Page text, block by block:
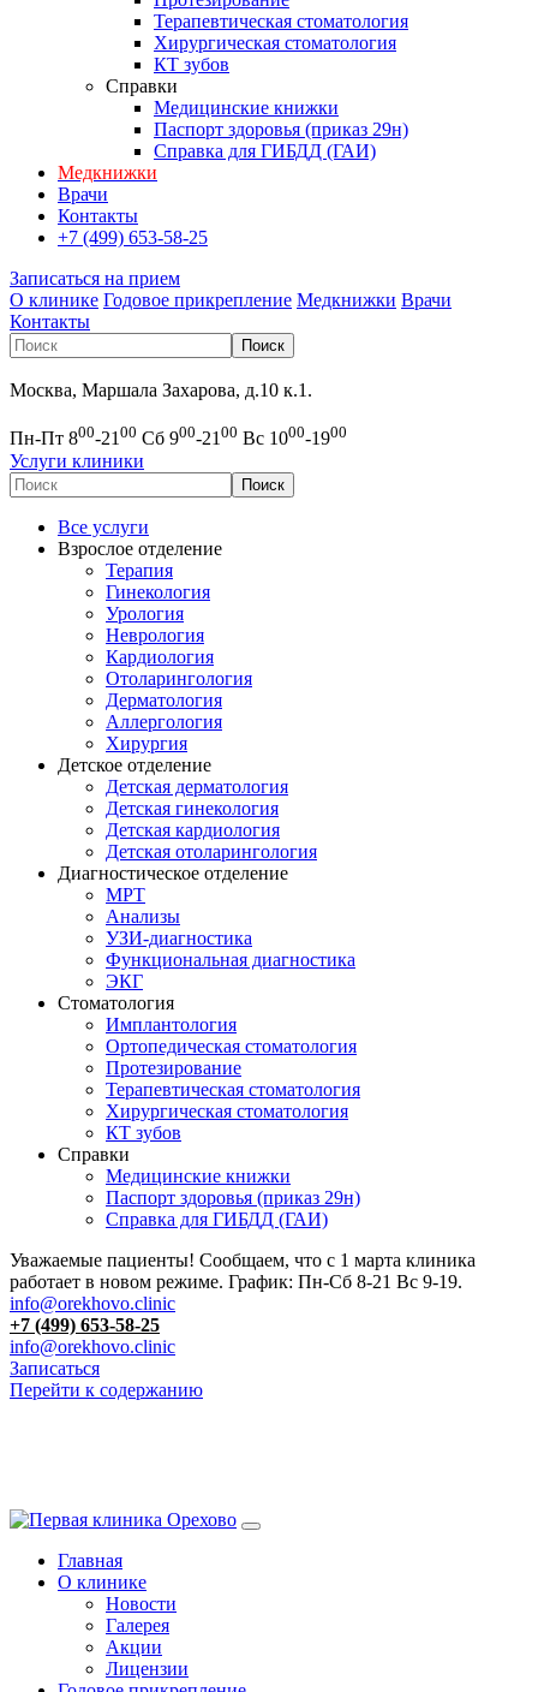
Терапевтическая стоматология
Хирургическая стоматология
КТ зубов
Справки
Медицинские книжки
Паспорт здоровья (приказ 29н)
Справка для ГИБДД (ГАИ)
Медкнижки
Врачи
Контакты
+7 (499) 653-58-25
Записаться на прием
О клинике Годовое прикрепление Медкнижки Врачи
Контакты
Москва, Маршала Захарова, д.10 к.1.
Пн-Пт 800-2100 Сб 900-2100 Вс 1000-1900
Услуги клиники
Все услуги
Взрослое отделение
Терапия
Гинекология
Урология
Неврология
Кардиология
Отоларингология
Дерматология
Аллергология
Хирургия
Детское отделение
Детская дерматология
Детская гинекология
Детская кардиология
Детская отоларингология
Диагностическое отделение
МРТ
Анализы
УЗИ-диагностика
Функциональная диагностика
ЭКГ
Стоматология
Имплантология
Ортопедическая стоматология
Протезирование
Терапевтическая стоматология
Хирургическая стоматология
КТ зубов
Справки
Медицинские книжки
Паспорт здоровья (приказ 29н)
Справка для ГИБДД (ГАИ)
Уважаемые пациенты! Сообщаем, что с 1 марта клиника
работает в новом режиме. График: Пн-Сб 8-21 Вс 9-19.
info@orekhovo.clinic
+7 (499) 653-58-25
info@orekhovo.clinic
Записаться
Перейти к содержанию
Главная
О клинике
Новости
Галерея
Акции
Лицензии